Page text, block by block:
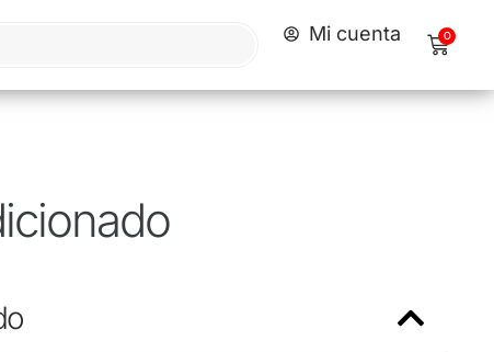
Mi cuenta 0